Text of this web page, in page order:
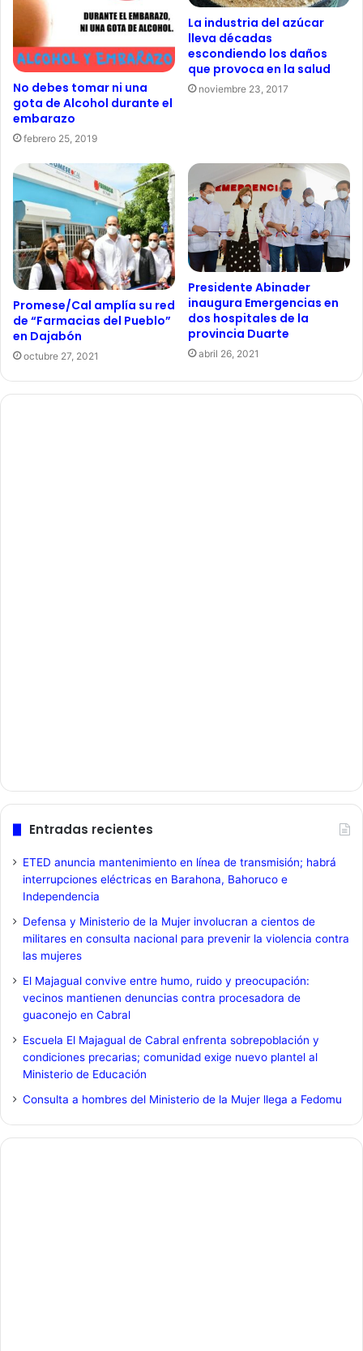
No debes tomar ni una
gota de Alcohol durante el
embarazo
febrero 25, 2019
La industria del azúcar
lleva décadas
escondiendo los daños
que provoca en la salud
noviembre 23, 2017
Promese/Cal amplía su red
de “Farmacias del Pueblo”
en Dajabón
octubre 27, 2021
Presidente Abinader
inaugura Emergencias en
dos hospitales de la
provincia Duarte
abril 26, 2021
Entradas recientes
ETED anuncia mantenimiento en línea de transmisión; habrá
interrupciones eléctricas en Barahona, Bahoruco e
Independencia
Defensa y Ministerio de la Mujer involucran a cientos de
militares en consulta nacional para prevenir la violencia contra
las mujeres
El Majagual convive entre humo, ruido y preocupación:
vecinos mantienen denuncias contra procesadora de
guaconejo en Cabral
Escuela El Majagual de Cabral enfrenta sobrepoblación y
condiciones precarias; comunidad exige nuevo plantel al
Ministerio de Educación
Consulta a hombres del Ministerio de la Mujer llega a Fedomu